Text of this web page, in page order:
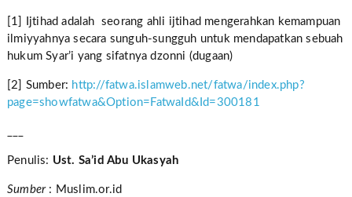
[1] Ijtihad adalah seorang ahli ijtihad mengerahkan kemampuan
ilmiyyahnya secara sunguh-sungguh untuk mendapatkan sebuah
hukum Syar’i yang sifatnya dzonni (dugaan)
[2] Sumber: http://fatwa.islamweb.net/fatwa/index.php?
page=showfatwa&Option=FatwaId&Id=300181
Penulis: Ust. Sa’id Abu Ukasyah
Sumber : Muslim.or.id